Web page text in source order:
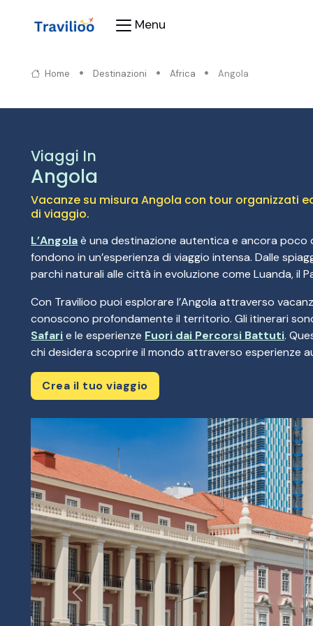
Menu
Home Destinazioni Africa Angola
Viaggi In
Angola
Vacanze su misura Angola con tour organizzati
di viaggio.
L’Angolaè una destinazione autentica e ancora
fondono in un’esperienza di viaggio intensa. Dalle
parchi naturali alle città in evoluzione come Luanda, il
Con Travilioo puoi esplorare l’Angola attraverso
conoscono profondamente il territorio. Gli itinerari
Safarie le esperienze Fuori dai Percorsi Battuti.
chi desidera scoprire il mondo attraverso esperienze
Crea il tuo viaggio